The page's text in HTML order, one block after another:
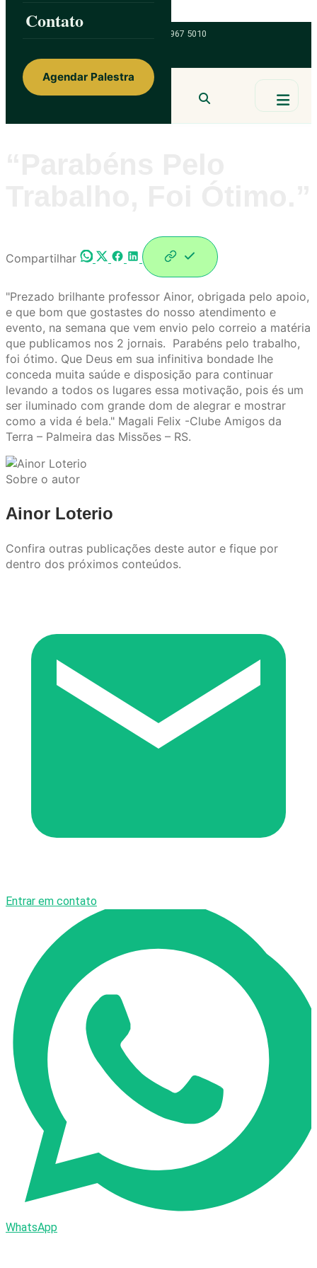
Skip to content
47 9 9967 5010
Ainor Lotério
Contato
Agendar Palestra
Compartilhar
"Prezado brilhante professor Ainor, obrigada pelo apoio,
e que bom que gostastes do nosso atendimento e
evento, na semana que vem envio pelo correio a matéria
que publicamos nos 2 jornais. Parabéns pelo trabalho,
foi ótimo. Que Deus em sua infinitiva bondade lhe
conceda muita saúde e disposição para continuar
levando a todos os lugares essa motivação, pois és um
ser iluminado com grande dom de alegrar e mostrar
como a vida é bela." Magali Felix -Clube Amigos da
Terra – Palmeira das Missões – RS.
Sobre o autor
Ainor Loterio
Confira outras publicações deste autor e fique por
dentro dos próximos conteúdos.
Entrar em contato
WhatsApp